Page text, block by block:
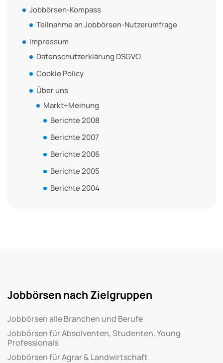
Jobbörsen-Kompass
Teilnahme an Jobbörsen-Nutzerumfrage
Impressum
Datenschutzerklärung DSGVO
Cookie Policy
Über uns
Markt+Meinung
Berichte 2008
Berichte 2007
Berichte 2006
Berichte 2005
Berichte 2004
Jobbörsen nach Zielgruppen
Jobbörsen alle Branchen und Berufe
Jobbörsen für Absolventen, Studenten, Young
Professionals
Jobbörsen für Agrar & Landwirtschaft